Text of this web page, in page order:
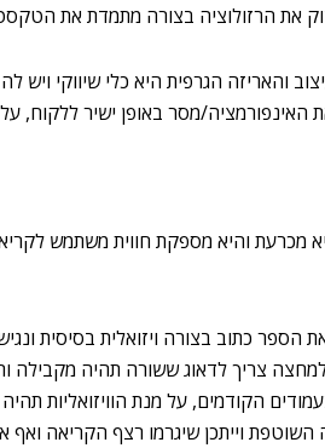
את הרזולוציה בצורה מתמדת את
הגרפית היא כלי שיווקי ויש
מסר באופן ישיר ללקוח,
והיא מספקת חווית משתמש
כתוב בצורה ויזואלית בסיסית
צריך לדאוג ששורה תהיה מקבילה
הקודמים, על מנת הוויזואליות
השוטפת וייתכן שיגרמו רצף הקריאה